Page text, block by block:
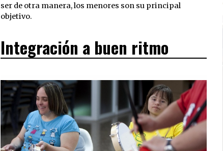
ser de otra manera, los menores son su principal
objetivo.
Integración a buen ritmo